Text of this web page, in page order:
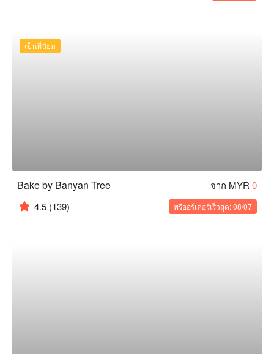
เป็นที่นิยม
Bake by Banyan Tree จาก MYR 0
4.5 (139) พรีออร์เดอร์เร็วสุด: 08/07